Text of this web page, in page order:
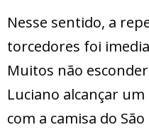
Nesse sentido, a
torcedores foi
Muitos não
Luciano alcançar
com a camisa do